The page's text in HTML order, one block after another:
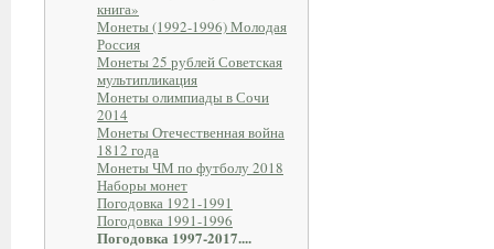
книга»
Монеты (1992-1996) Молодая
Россия
Монеты 25 рублей Советская
мультипликация
Монеты олимпиады в Сочи
2014
Монеты Отечественная война
1812 года
Монеты ЧМ по футболу 2018
Наборы монет
Погодовка 1921-1991
Погодовка 1991-1996
Погодовка 1997-2017....